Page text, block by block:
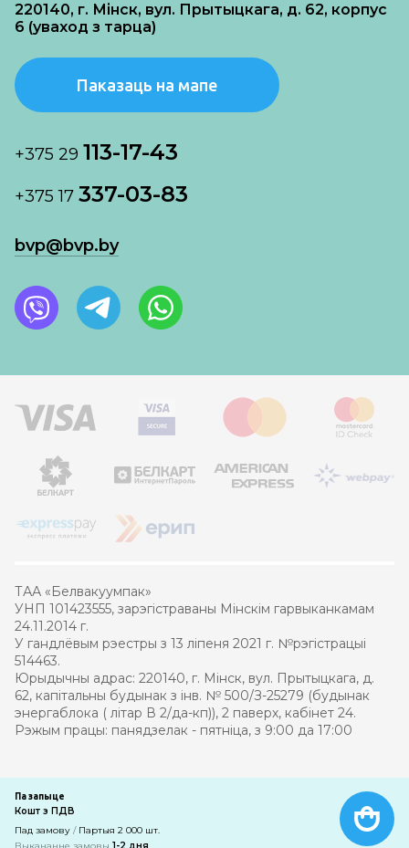
Па запыце
Кошт з ПДВ
Пад замову /Партыя 2 000 шт.
220140, г. Мінск, вул. Прытыцкага, д. 62, корпус
6 (уваход з тарца)
Паказаць на мапе
+375 29 113-17-43
+375 17 337-03-83
bvp@bvp.by
ТАА «Белвакуумпак»
УНП 101423555, зарэгістраваны Мінскім гарвыканкамам
24.11.2014 г.
У гандлёвым рэестры з 13 ліпеня 2021 г. №рэгістрацыі
514463.
Юрыдычны адрас: 220140, г. Мінск, вул. Прытыцкага, д.
62, капітальны будынак з інв. № 500/З-25279 (будынак
энергаблока ( літар В 2/да-кп)), 2 паверх, кабінет 24.
Рэжым працы: панядзелак - пятніца, з 9:00 да 17:00
кампанія PRAS